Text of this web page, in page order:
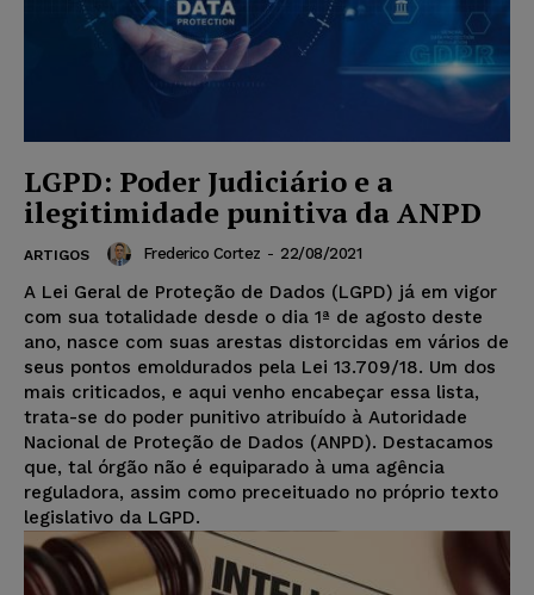
LGPD: Poder Judiciário e a
ilegitimidade punitiva da ANPD
ARTIGOS Frederico Cortez - 22/08/2021
A Lei Geral de Proteção de Dados (LGPD) já em vigor
com sua totalidade desde o dia 1ª de agosto deste
ano, nasce com suas arestas distorcidas em vários de
seus pontos emoldurados pela Lei 13.709/18. Um dos
mais criticados, e aqui venho encabeçar essa lista,
trata-se do poder punitivo atribuído à Autoridade
Nacional de Proteção de Dados (ANPD). Destacamos
que, tal órgão não é equiparado à uma agência
reguladora, assim como preceituado no próprio texto
legislativo da LGPD.